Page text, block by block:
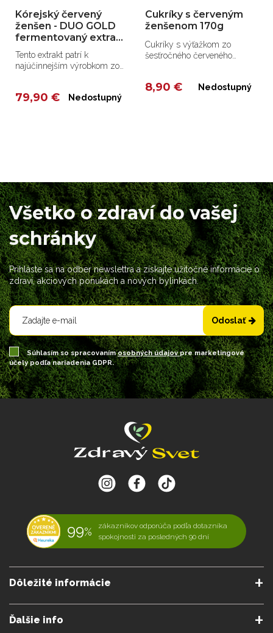
Kórejský červený
ženšen - DUO GOLD
fermentovaný extrakt
50g
Tento extrakt patrí k
najúčinnejším výrobkom zo
79,90 € Nedostupný
Cukríky s červeným
ženšenom 170g
Cukríky s výťažkom zo
šesťročného červeného
8,90 € Nedostupný
Všetko o zdraví do vašej
schránky
Prihláste sa na odber newslettra a získajte užitočné informácie o
zdraví, akciových ponukách a nových bylinkách.
Odoslať
Súhlasím so spracovanímosobných údajovpre marketingové
účely podľa nariadenia GDPR.
99%
zákazníkov odporúča podľa dotazníka
spokojnosti za posledných 90 dní
Dôležité informácie
Ďalšie info